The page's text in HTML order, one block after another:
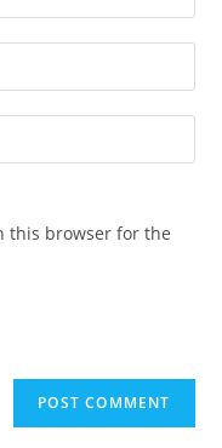
this browser for the